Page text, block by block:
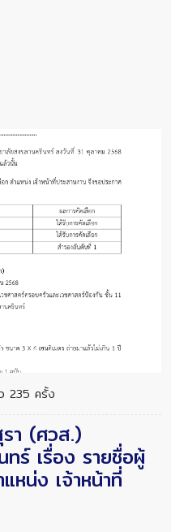
235 ครั้ง
า (ศวส.)
ร์ เรื่อง รายชื่อผู้
หน่ง เจ้าหน้าที่